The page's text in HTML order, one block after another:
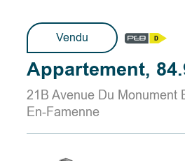
Vendu
Appartement,
21B Avenue Du Monument
En-Famenne